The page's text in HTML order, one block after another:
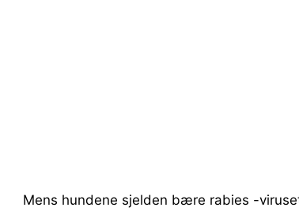
Mens hundene sjelden bære rabies -